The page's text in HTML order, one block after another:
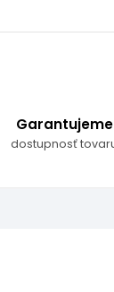
Garantujeme
dostupnosť